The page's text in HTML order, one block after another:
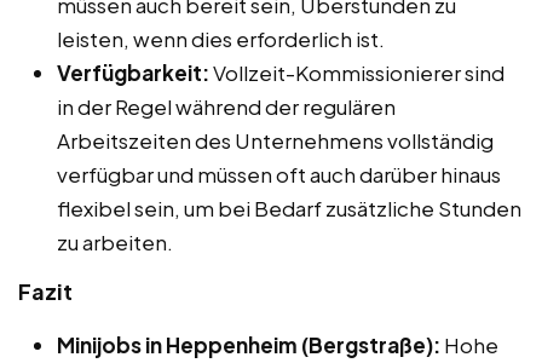
leisten, wenn dies erforderlich ist.
Verfügbarkeit:Vollzeit-Kommissionierer sind
in der Regel während der regulären
Arbeitszeiten des Unternehmens vollständig
verfügbar und müssen oft auch darüber hinaus
flexibel sein, um bei Bedarf zusätzliche Stunden
zu arbeiten.
Fazit
Minijobs in Heppenheim (Bergstraße): Hohe